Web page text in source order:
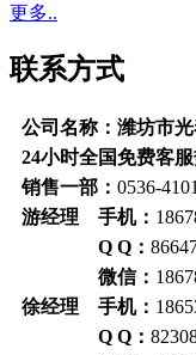
更多..
联系方式
公司名称：潍坊市
24小时全国免费客服
销售一部： 0536-
游经理 手机：
Q Q：
微信：
徐经理 手机：
Q Q：